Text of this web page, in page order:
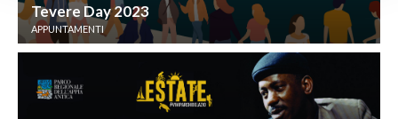
Tevere Day 2023
APPUNTAMENTI